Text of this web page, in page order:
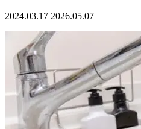
2024.03.17 2026.05.07